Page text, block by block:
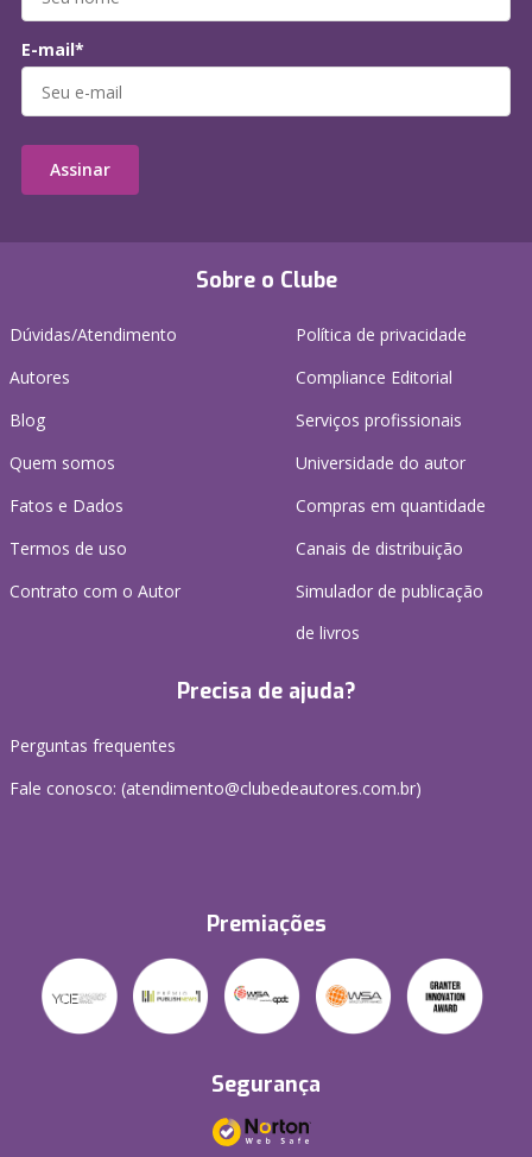
Sobre o Clube
Dúvidas/Atendimento
Autores
Blog
Quem somos
Fatos e Dados
Termos de uso
Contrato com o Autor
Política de privacidade
Compliance Editorial
Serviços profissionais
Universidade do autor
Compras em quantidade
Canais de distribuição
Simulador de publicação
de livros
Precisa de ajuda?
Perguntas frequentes
Fale conosco: (atendimento@clubedeautores.com.br)
Premiações
Segurança
E-mail*
Assinar